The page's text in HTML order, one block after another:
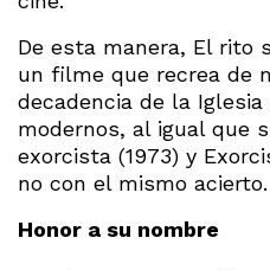
De esta manera, El rito
un filme que recrea de
decadencia de la
modernos, al igual que
exorcista (1973) y
no con el mismo acierto.
Honor a su nombre